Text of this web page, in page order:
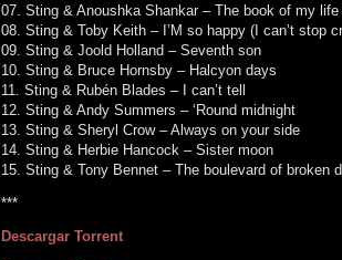
07. Sting & Anoushka Shankar – The book of my life
08. Sting & Toby Keith – I’M so happy (I can’t stop
09. Sting & Joold Holland – Seventh son
10. Sting & Bruce Hornsby – Halcyon days
11. Sting & Rubén Blades – I can’t tell
12. Sting & Andy Summers – ‘Round midnight
13. Sting & Sheryl Crow – Always on your side
14. Sting & Herbie Hancock – Sister moon
15. Sting & Tony Bennet – The boulevard of broken
***
Descargar Torrent